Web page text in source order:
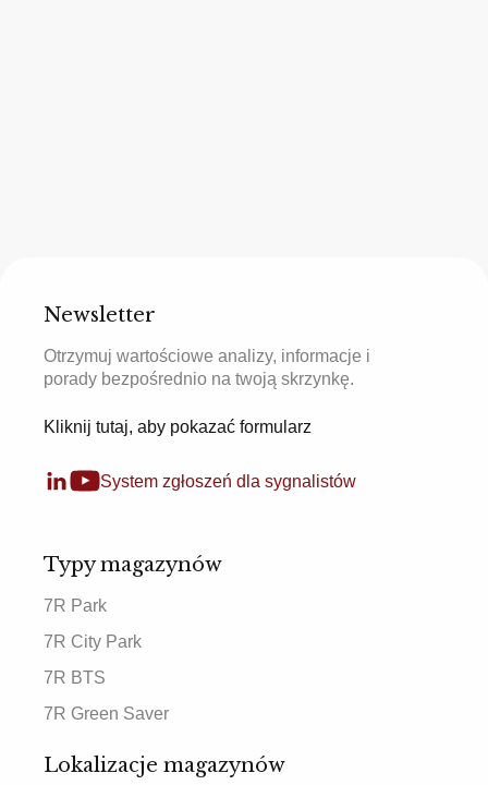
Newsletter
Otrzymuj wartościowe analizy, informacje i
porady bezpośrednio na twoją skrzynkę.
Kliknij tutaj, aby pokazać formularz
System zgłoszeń dla sygnalistów
Typy magazynów
7R Park
7R City Park
7R BTS
7R Green Saver
Lokalizacje magazynów